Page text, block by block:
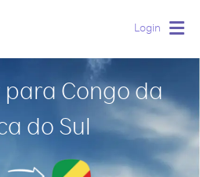
Login
Congo da
do Sul